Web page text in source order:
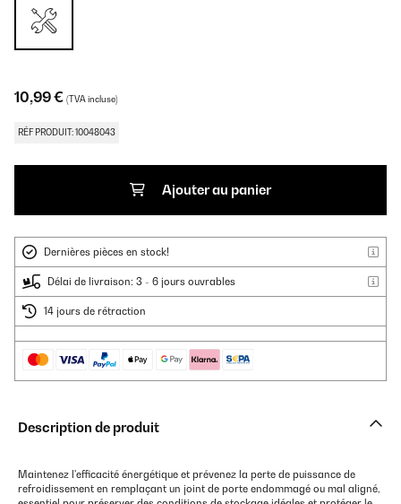
10,99 € (TVA incluse)
RÉF PRODUIT: 10048043
Ajouter au panier
Dernières pièces en stock!
Délai de livraison: 3 - 6 jours ouvrables
14 jours de rétraction
Description de produit
Maintenez l'efficacité énergétique et prévenez la perte de puissance de
refroidissement en remplaçant un joint de porte endommagé ou mal aligné,